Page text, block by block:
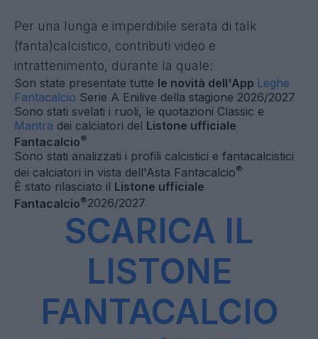
nuova asta abbiano ufficialmente inizio!
Fantacalcio Unveilè ilnight-show di
Fantacalcio®che dà di fatto il via a tutte le Aste
Fantacalcio d'Italia! Con noi in studio:
PierluigiPardo(Host)
ChiaraGiuffrida
FabrizioRomano
FedericaZille
RiccardoTrevisani
Per una lunga e imperdibile serata di talk
(fanta)calcistico, contributi video e
Son state presentate tutte le novità dell'App
Serie A Enilive della stagione 2026/2027
Sono stati svelati i ruoli, le quotazioni Classic e
Mantradei calciatori delListone ufficiale
Fantacalcio®